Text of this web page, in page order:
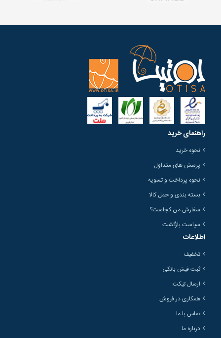
راهنمای خرید
نحوه خرید
پرسش های متداول
نحوه پرداخت و تسویه
بسته بندی و حمل کالا
سفارش من کجاست؟
سیاست بازگشت
اطلاعات
تخفیف
ثبت فیش بانکی
ارسال تیکت
همکاری در فروش
تماس با ما
درباره ما